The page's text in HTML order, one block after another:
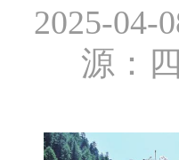
2025-04-
源：